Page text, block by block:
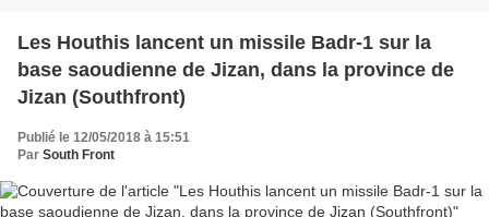
Les Houthis lancent un missile Badr-1 sur la
base saoudienne de Jizan, dans la province de
Jizan (Southfront)
Publié le 12/05/2018 à 15:51
Par South Front